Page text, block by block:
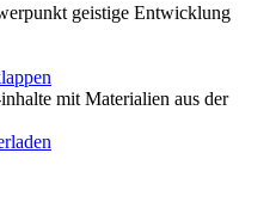
geistige Entwicklung
mit Materialien aus der